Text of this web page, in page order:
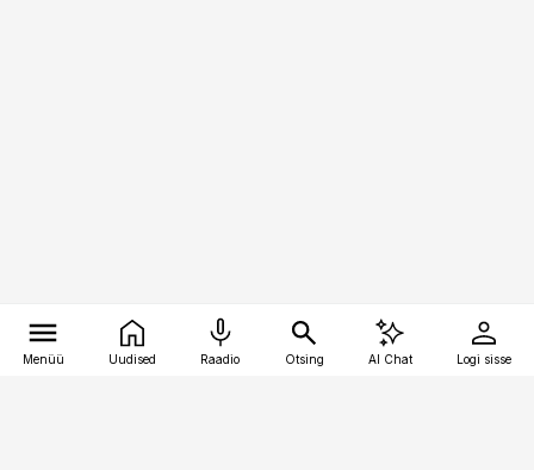
Menüü Uudised Raadio Otsing AI Chat Logi sisse